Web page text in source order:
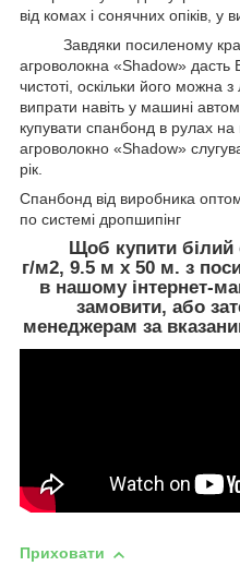
від комах і сонячних опіків, у
Завдяки посиленому
агроволокна «Shadow» дасть
чистоті, оскільки його можна
випрати навіть у машині
купувати спанбонд в рулах на
агроволокно «Shadow»
рік.
Спанбонд від виробника
по системі дропшипінг
Щоб купити білий
г/м2, 9.5 м х 50 м. з
в нашому інтернет-
замовити, або
менеджерам за
Приховати